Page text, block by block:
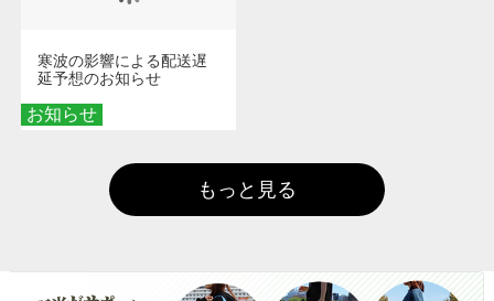
お知らせ
寒波の影響による配送遅
延予想のお知らせ
もっと見る